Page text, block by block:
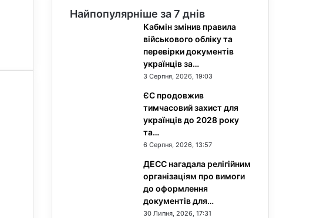
Найпопулярніше за 7 днів
Кабмін змінив правила
військового обліку та
перевірки документів
українців за…
3 Серпня, 2026, 19:03
ЄС продовжив
тимчасовий захист для
українців до 2028 року
та…
6 Серпня, 2026, 13:57
ДЕСС нагадала релігійним
організаціям про вимоги
до оформлення
документів для…
30 Липня, 2026, 17:31